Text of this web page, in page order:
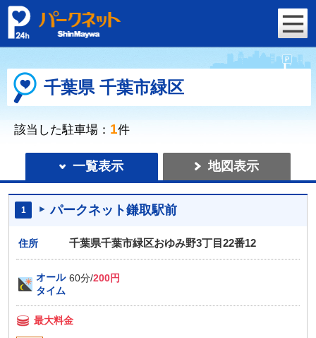
千葉県 千葉市緑区
該当した駐車場： 1件
一覧表示 地図表示
1 パークネット鎌取駅前
住所 千葉県千葉市緑区おゆみ野3丁目22番12
オール
タイム
60分/200円
最大料金